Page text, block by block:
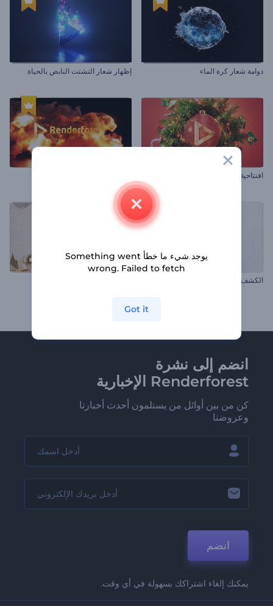
دوامة شعار كرة الماء إظهار شعار التشتت النابض بالحياة
افتتاحية كرة الكريسماس الاحتفالية
الكشف عن الشعار بدوران نصف كرة
انضم إلى نشرة
Renderforest الإخبارية
كن من بين أوائل من يستلمون أحدث أخبارنا
وعروضنا
انضم
يمكنك إلغاء اشتراكك بسهولة في أي وقت.
يوجد شيء ما خطأ Something went
wrong. Failed to fetch
Got it